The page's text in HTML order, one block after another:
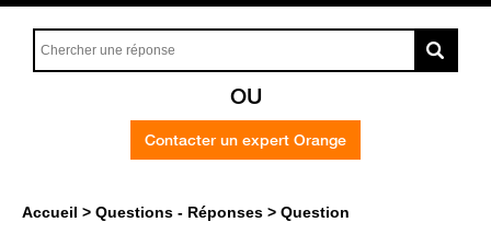
OU
Contacter un expert Orange
Accueil Questions - Réponses Question